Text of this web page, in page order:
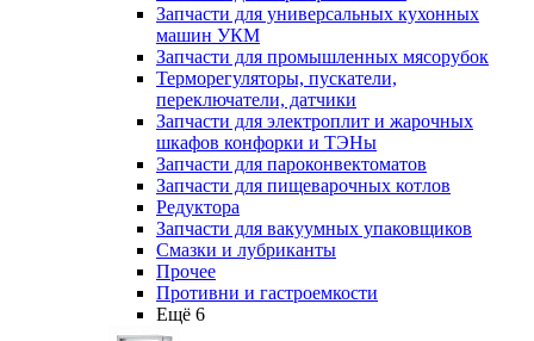
Запчасти для универсальных кухонных
машин УКМ
Запчасти для промышленных мясорубок
Терморегуляторы, пускатели,
переключатели, датчики
Запчасти для электроплит и жарочных
шкафов конфорки и ТЭНы
Запчасти для пароконвектоматов
Запчасти для пищеварочных котлов
Редуктора
Запчасти для вакуумных упаковщиков
Смазки и лубриканты
Прочее
Противни и гастроемкости
Ещё 6